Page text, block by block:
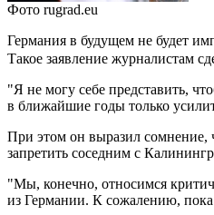
Фото rugrad.eu
Германия в будущем не будет
Такое заявление журналистам
"Я не могу себе представить,
в ближайшие годы только
При этом он выразил сомнение,
запретить соседним с
"Мы, конечно, относимся
из Германии. К сожалению, пока